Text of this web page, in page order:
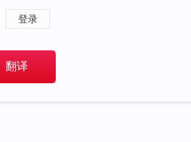
登录